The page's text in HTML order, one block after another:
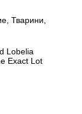
Тварини
Lobelia
Exact Lot